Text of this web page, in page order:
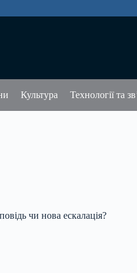
Культура Технології та
чи нова ескалація?